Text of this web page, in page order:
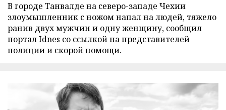
В городе Танвалде на северо-западе Чехии
злоумышленник с ножом напал на людей, тяжело
ранив двух мужчин и одну женщину, сообщил
портал Idnes со ссылкой на представителей
полиции и скорой помощи.